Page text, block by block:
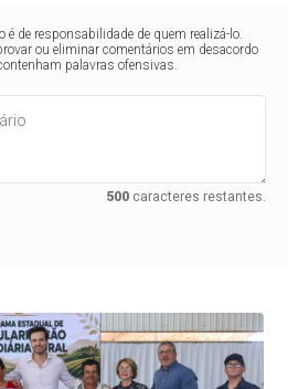
é de responsabilidade de quem realizá-lo.
ou eliminar comentários em desacordo
palavras ofensivas.
500caracteres restantes.